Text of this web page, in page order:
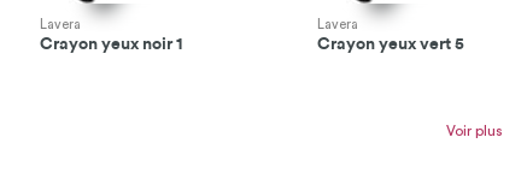
Lavera
Crayon yeux noir 1
Lavera
Crayon yeux vert 5
Voir plus